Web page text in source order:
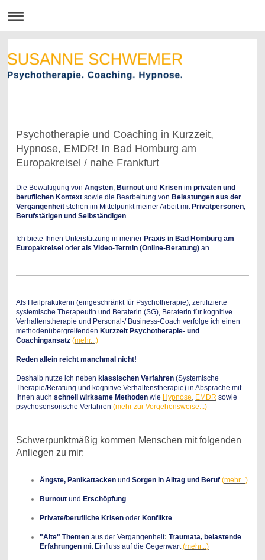
Psychotherapie und Coaching in Kurzzeit,
Hypnose, EMDR! In Bad Homburg am
Europakreisel / nahe Frankfurt
Die Bewältigung von Ängsten, Burnoutund Krisenim privaten und
beruflichen Kontextsowie die Bearbeitung von Belastungen aus der
Vergangenheitstehen im Mittelpunkt meiner Arbeit mitPrivatpersonen,
Berufstätigen und Selbständigen.
Ich biete Ihnen Unterstützung in meiner Praxis in Bad Homburg am
Europakreiseloder als Video-Termin (Online-Beratung)an.
Als Heilpraktikerin (eingeschränkt für Psychotherapie), zertifizierte
systemische Therapeutin und Beraterin (SG), Beraterin für kognitive
Verhaltenstherapie und Personal-/ Business-Coach verfolge ich einen
methodenübergreifenden Kurzzeit Psychotherapie- und
Coachingansatz (mehr...)
Reden allein reicht manchmal nicht!
Deshalb nutze ich neben klassischen Verfahren(Systemische
Therapie/Beratung und kognitive Verhaltenstherapie) in Absprache mit
Ihnen auch schnell wirksame Methodenwie Hypnose EMDR sowie
psychosensorische Verfahren (mehr zur Vorgehensweise...)
Schwerpunktmäßig kommen Menschen mit folgenden
Anliegen zu mir:
Ängste, Panikattackenund Sorgen in Alltag und Beruf (mehr... )
Burnoutund Erschöpfung
Private/berufliche Krisenoder Konflikte
"Alte" Themenaus der Vergangenheit: Traumata, belastende
Erfahrungen mit Einfluss auf die Gegenwart (mehr...)